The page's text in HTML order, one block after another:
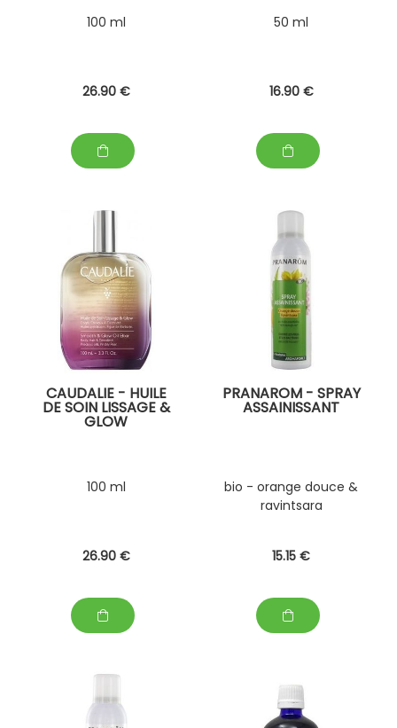
100 ml
26.90 €
50 ml
16.90 €
CAUDALIE - HUILE
DE SOIN LISSAGE &
GLOW
100 ml
26.90 €
PRANAROM - SPRAY
ASSAINISSANT
bio - orange douce &
ravintsara
15.15 €